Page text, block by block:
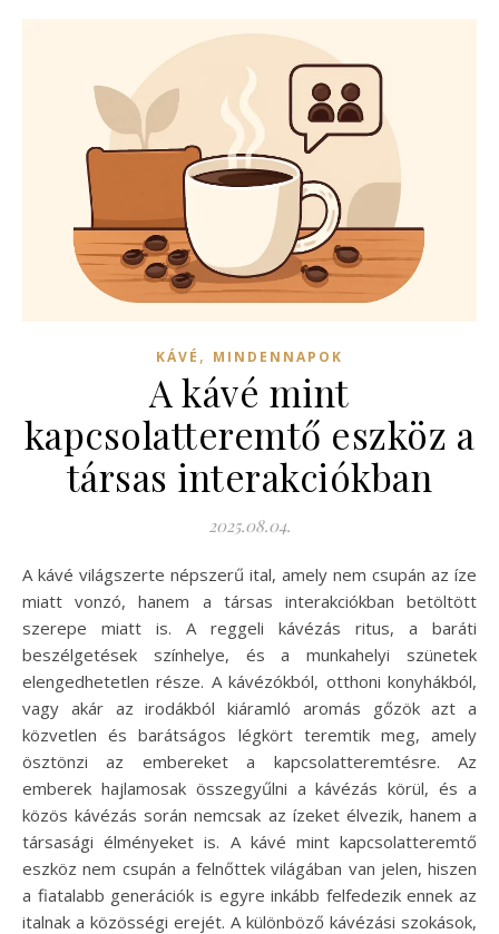
KÁVÉ , MINDENNAPOK
A kávé mint
kapcsolatteremtő eszköz a
társas interakciókban
2025.08.04.
A kávé világszerte népszerű ital, amely nem csupán az íze
miatt vonzó, hanem a társas interakciókban betöltött
szerepe miatt is. A reggeli kávézás ritus, a baráti
beszélgetések színhelye, és a munkahelyi szünetek
elengedhetetlen része. A kávézókból, otthoni konyhákból,
vagy akár az irodákból kiáramló aromás gőzök azt a
közvetlen és barátságos légkört teremtik meg, amely
ösztönzi az embereket a kapcsolatteremtésre. Az
emberek hajlamosak összegyűlni a kávézás körül, és a
közös kávézás során nemcsak az ízeket élvezik, hanem a
társasági élményeket is. A kávé mint kapcsolatteremtő
eszköz nem csupán a felnőttek világában van jelen, hiszen
a fiatalabb generációk is egyre inkább felfedezik ennek az
italnak a közösségi erejét. A különböző kávézási szokások,